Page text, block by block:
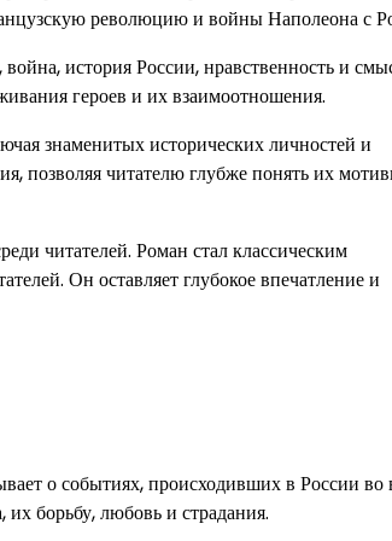
революцию и войны Наполеона с
история России, нравственность и
героев и их взаимоотношения.
знаменитых исторических личностей и
позволяя читателю глубже понять их
читателей. Роман стал классическим
Он оставляет глубокое впечатление и
о событиях, происходивших в России во
борьбу, любовь и страдания.